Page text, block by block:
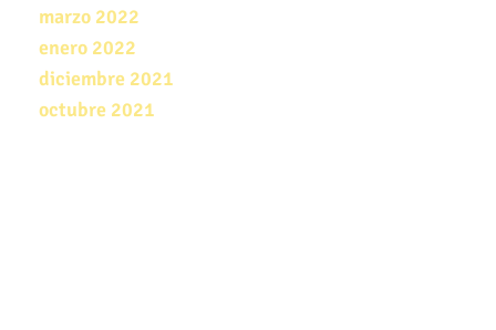
marzo 2022
enero 2022
diciembre 2021
octubre 2021